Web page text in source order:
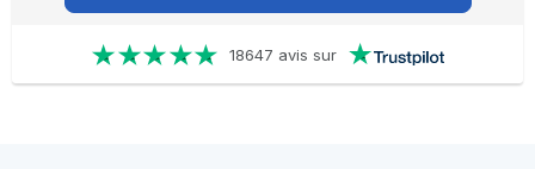
18647 avis sur